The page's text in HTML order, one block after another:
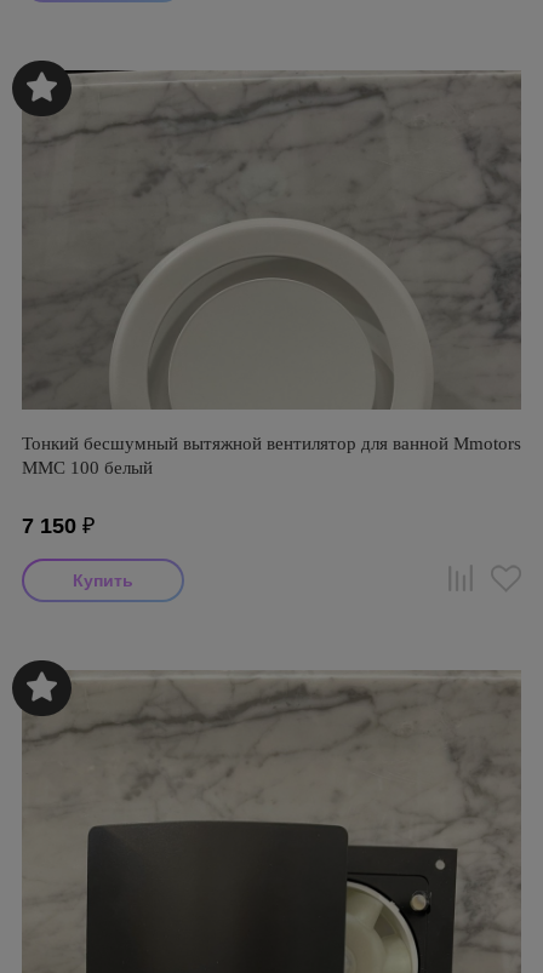
Тонкий бесшумный вытяжной вентилятор для ванной Mmotors
ММC 100 белый
7 150 ₽